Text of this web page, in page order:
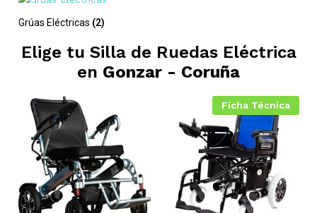
Grúas Eléctricas (2)
Elige tu Silla de Ruedas Eléctrica
en Gonzar - Coruña
Ficha Técnica